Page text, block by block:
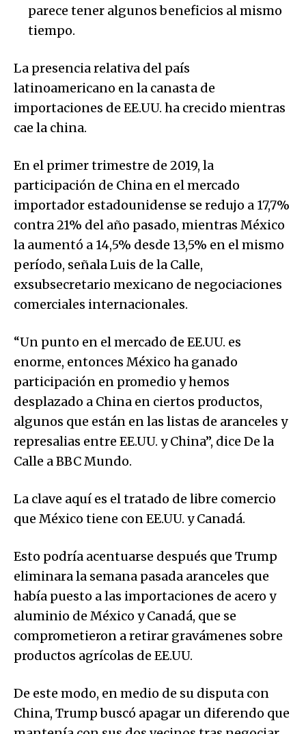
parece tener algunos beneficios al mismo
tiempo.
La presencia relativa del país
latinoamericano en la canasta de
importaciones de EE.UU. ha crecido mientras
cae la china.
En el primer trimestre de 2019, la
participación de China en el mercado
importador estadounidense se redujo a 17,7%
contra 21% del año pasado, mientras México
la aumentó a 14,5% desde 13,5% en el mismo
período, señala Luis de la Calle,
exsubsecretario mexicano de negociaciones
comerciales internacionales.
“Un punto en el mercado de EE.UU. es
enorme, entonces México ha ganado
participación en promedio y hemos
desplazado a China en ciertos productos,
algunos que están en las listas de aranceles y
represalias entre EE.UU. y China”, dice De la
Calle a BBC Mundo.
La clave aquí es el tratado de libre comercio
que México tiene con EE.UU. y Canadá.
Esto podría acentuarse después que Trump
eliminara la semana pasada aranceles que
había puesto a las importaciones de acero y
aluminio de México y Canadá, que se
comprometieron a retirar gravámenes sobre
productos agrícolas de EE.UU.
De este modo, en medio de su disputa con
China, Trump buscó apagar un diferendo que